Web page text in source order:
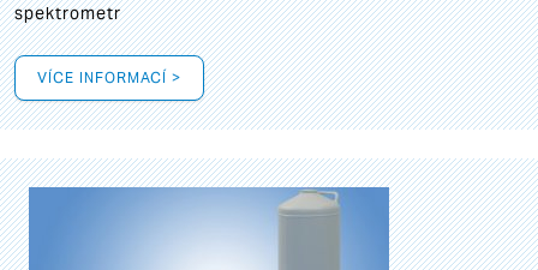
spektrometr
VÍCE INFORMACÍ >